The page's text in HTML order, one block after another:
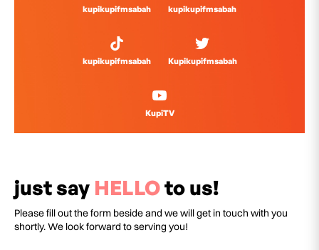
kupikupifmsabah kupikupifmsabah
kupikupifmsabah Kupikupifmsabah
KupiTV
just say HELLOto us!
Please fill out the form beside and we will get in touch with you
shortly. We look forward to serving you!